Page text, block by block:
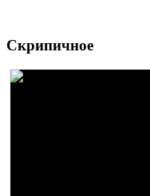
Скрипичное